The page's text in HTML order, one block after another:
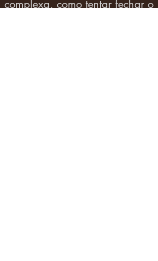
complexa, como tentar fechar o